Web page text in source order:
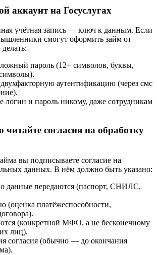
аккаунт на Госуслугах
учётная запись — ключ к данным. Если
смогут оформить займ от
пароль (12+ символов, буквы,
аутентификацию (через смс
логин и пароль никому, даже сотрудникам
читайте согласия на обработку
вы подписываете согласие на
данных. В нём должно быть указано:
данные передаются (паспорт, СНИЛС,
(оценка платёжеспособности,
(конкретной МФО, а не бесконечному
лиц).
согласия (обычно — до окончания